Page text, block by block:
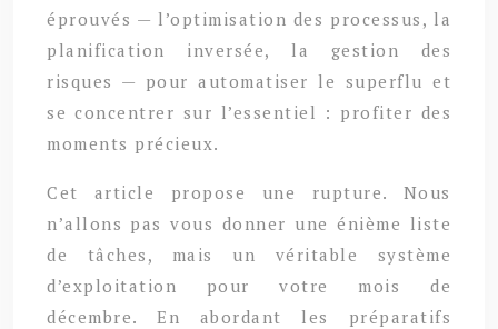
éprouvés — l’optimisation des processus, la
planification inversée, la gestion des
risques — pour automatiser le superflu et
se concentrer sur l’essentiel : profiter des
moments précieux.
Cet article propose une rupture. Nous
n’allons pas vous donner une énième liste
de tâches, mais un véritable système
d’exploitation pour votre mois de
décembre. En abordant les préparatifs